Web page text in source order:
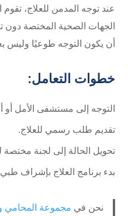
عند توجه المدمن للعلاج، تقوم
الجهات الصحية المختصة
أن يكون التوجه طوعيًا وليس
خطوات التعامل:
التوجه إلى مستشفى الأمل
تقديم طلب رسمي للعلاج.
تحويل الحالة إلى لجنة مختصة
بدء برنامج العلاج بإشراف
نحن في مجموعة المحامي